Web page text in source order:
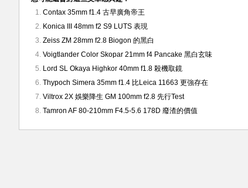
Contax 35mm f1.4 古早廣角帝王
Konica III 48mm f2 S9 LUTS 表現
Zeiss ZM 28mm f2.8 Biogon 的黑白
Voigtlander Color Skopar 21mm f4 Pancake 黑白玄味
Lord SL Okaya Highkor 40mm f1.8 殺機取鏡
Thypoch Simera 35mm f1.4 比Leica 11663 更強存在
Viltrox 2X 娛樂降生 GM 100mm f2.8 先行Test
Tamron AF 80-210mm F4.5-5.6 178D 廢渣的價值